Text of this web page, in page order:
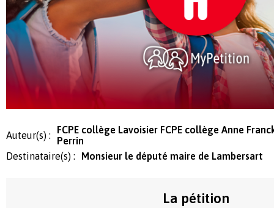
Auteur(s) :
FCPE collège Lavoisier FCPE collège Anne
Perrin
Destinataire(s) :
Monsieur le député maire de Lambersart
La pétition